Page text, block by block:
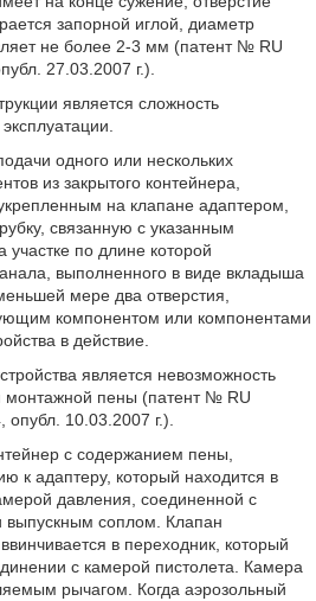
запорной иглой, диаметр
не более 2-3 мм (патент № RU
27.03.2007 г.).
является сложность
одного или нескольких
из закрытого контейнера,
на клапане адаптером,
связанную с указанным
по длине которой
выполненного в виде вкладыша
мере два отверстия,
компонентом или компонентами
в действие.
является невозможность
монтажной пены (патент № RU
10.03.2007 г.).
с содержанием пены,
к адаптеру, который находится в
давления, соединенной с
соплом. Клапан
в переходник, который
с камерой пистолета. Камера
рычагом. Когда аэрозольный